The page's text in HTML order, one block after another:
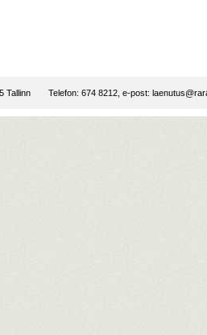
Tallinn Telefon: 674 8212, e-post: